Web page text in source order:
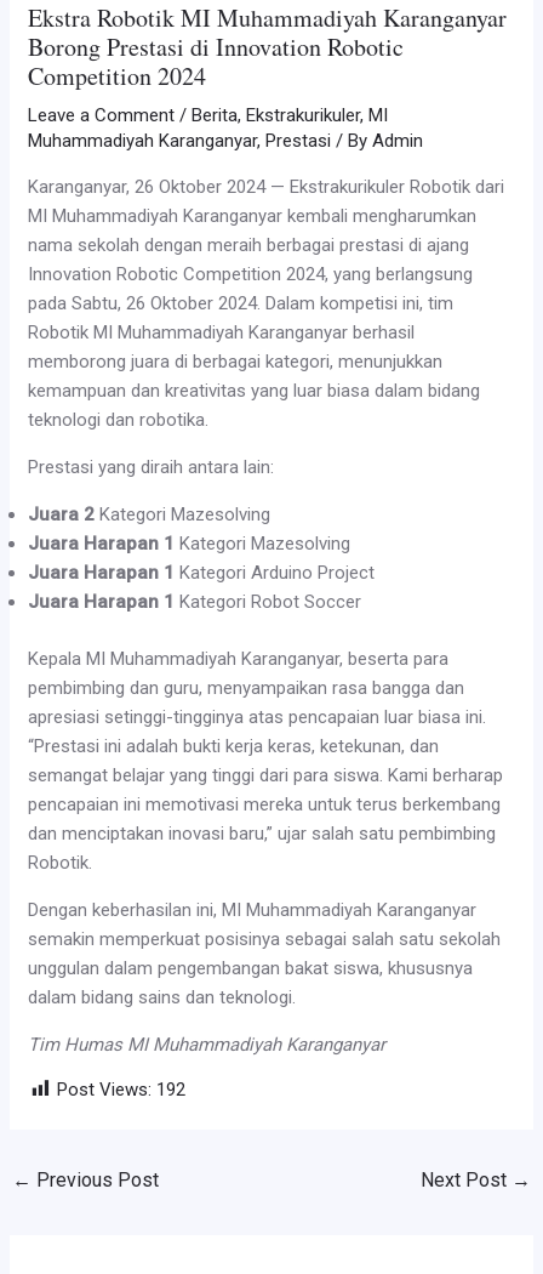
Ekstra Robotik MI Muhammadiyah Karanganyar
Borong Prestasi di Innovation Robotic
Competition 2024
Leave a Comment / Berita, Ekstrakurikuler, MI
Muhammadiyah Karanganyar, Prestasi / ByAdmin
Karanganyar, 26 Oktober 2024 — Ekstrakurikuler Robotik dari
MI Muhammadiyah Karanganyar kembali mengharumkan
nama sekolah dengan meraih berbagai prestasi di ajang
Innovation Robotic Competition 2024, yang berlangsung
pada Sabtu, 26 Oktober 2024. Dalam kompetisi ini, tim
Robotik MI Muhammadiyah Karanganyar berhasil
memborong juara di berbagai kategori, menunjukkan
kemampuan dan kreativitas yang luar biasa dalam bidang
teknologi dan robotika.
Prestasi yang diraih antara lain:
Juara 2 Kategori Mazesolving
Juara Harapan 1
Kategori Mazesolving
Juara Harapan 1
Kategori Arduino Project
Juara Harapan 1
Kategori Robot Soccer
Kepala MI Muhammadiyah Karanganyar, beserta para
pembimbing dan guru, menyampaikan rasa bangga dan
apresiasi setinggi-tingginya atas pencapaian luar biasa ini.
“Prestasi ini adalah bukti kerja keras, ketekunan, dan
semangat belajar yang tinggi dari para siswa. Kami berharap
pencapaian ini memotivasi mereka untuk terus berkembang
dan menciptakan inovasi baru,” ujar salah satu pembimbing
Robotik.
Dengan keberhasilan ini, MI Muhammadiyah Karanganyar
semakin memperkuat posisinya sebagai salah satu sekolah
unggulan dalam pengembangan bakat siswa, khususnya
dalam bidang sains dan teknologi.
Tim Humas MI Muhammadiyah Karanganyar
Post Views: 192
← Previous Post Next Post →